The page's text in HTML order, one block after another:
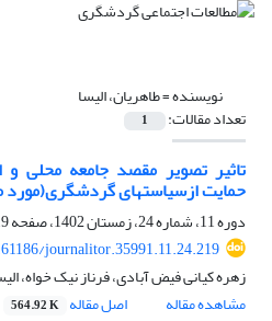
نویسنده =طاهریان، الیسا
تعداد مقالات: 1
تاثیر تصویر مقصد جامعه محلی
حمایت ازسیاستهای گردشگری(مورد
دوره 11، شماره 24، زمستان 1402، صفحه
journalitor.35991.11.24.219
زهره کیانی فیض آبادی، فرناز نیک خواه،
مشاهده مقاله
اصل مقاله 564.92 K